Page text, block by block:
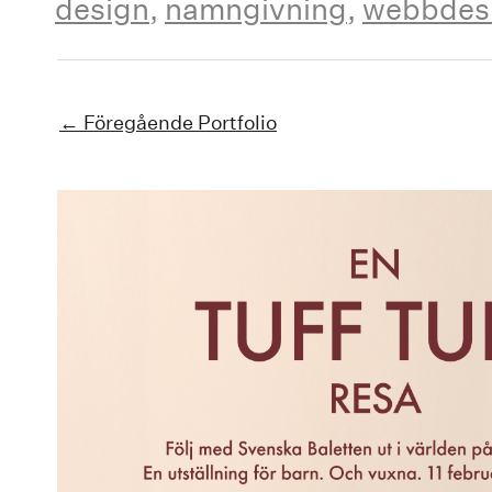
design, namngivning,
← Föregående Portfolio